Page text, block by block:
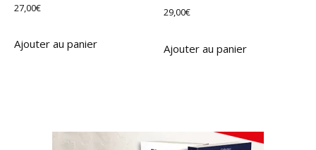
27,00€
Ajouter au panier
29,00€
Ajouter au panier